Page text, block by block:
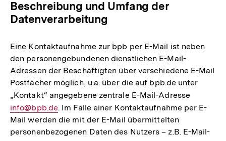
Beschreibung und Umfang der
Datenverarbeitung
Eine Kontaktaufnahme zur bpb per E-Mail ist neben
den personengebundenen dienstlichen E-Mail-
Adressen der Beschäftigten über verschiedene E-Mail
Postfächer möglich, u.a. über die auf bpb.de unter
„Kontakt“ angegebene zentrale E-Mail-Adresse
Mail
info@bpb.de. Im Falle einer Kontaktaufnahme per E-
Mail werden die mit der E-Mail übermittelten
personenbezogenen Daten des Nutzers – z.B. E-Mail-